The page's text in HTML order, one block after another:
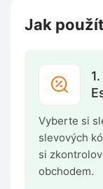
Jak
Vyberte si
slevových
si
obchodem.